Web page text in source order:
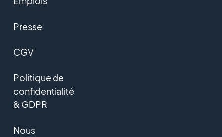
Presse
CGV
Politique de
confidentialité
& GDPR
Nous